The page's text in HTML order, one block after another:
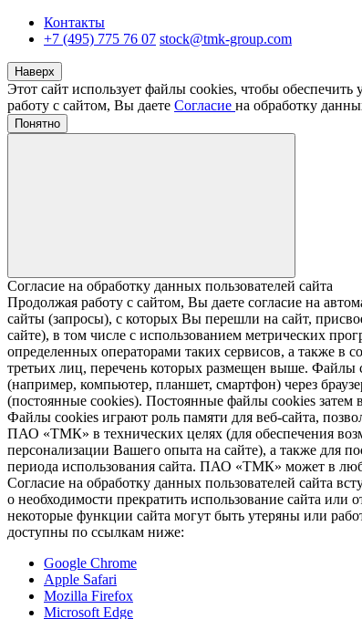
Контакты
+7 (495) 775 76 07 stock@tmk-group.com
Наверх
Этот сайт использует файлы cookies, чтобы
работу с сайтом, Вы даете Согласие на обработку
Понятно
Согласие на обработку данных пользователей сайта
Продолжая работу с сайтом, Вы даете согласие на
сайты (запросы), с которых Вы перешли на сайт,
сайте), в том числе с использованием метрических
определенных операторами таких сервисов, а также в
третьих лиц, перечень которых размещен выше. Файлы
(например, компьютер, планшет, смартфон) через
(постоянные cookies). Постоянные файлы cookies затем
Файлы cookies играют роль памяти для веб-сайта,
ПАО «ТМК» в технических целях (для обеспечения
персонализации Вашего опыта на сайте), а также для
периода использования сайта. ПАО «ТМК» может в
Согласие на обработку данных пользователей сайта
о необходимости прекратить использование сайта
некоторые функции сайта могут быть утеряны или
доступны по ссылкам ниже:
Google Chrome
Apple Safari
Mozilla Firefox
Microsoft Edge